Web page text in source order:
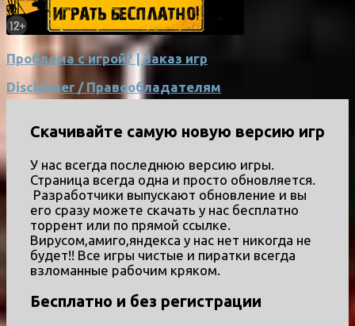
Проблема с игрой? | Заказ игр
Disclaimer / Правообладателям
Скачивайте самую новую версию игр
У нас всегда последнюю версию игры.
Страница всегда одна и просто обновляется.
Разработчики выпускают обновление и вы
его сразу можете скачать у нас бесплатно
торрент или по прямой ссылке.
Вирусом,амиго,яндекса у нас нет никогда не
будет!! Все игры чистые и пиратки всегда
взломанные рабочим кряком.
Бесплатно и без регистрации